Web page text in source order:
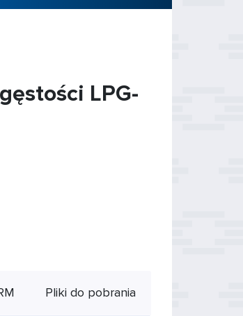
LPG-
Pliki do pobrania